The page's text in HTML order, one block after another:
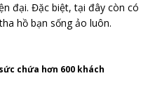
đại. Đặc biệt, tại đây còn có
hồ bạn sống ảo luôn.
chứa hơn 600 khách